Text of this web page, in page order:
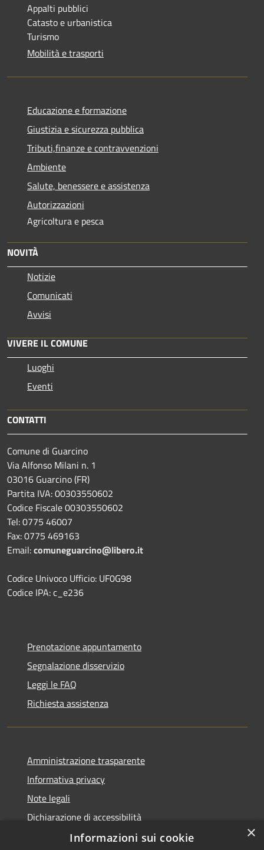
Appalti pubblici
Catasto e urbanistica
Turismo
Mobilità e trasporti
Educazione e formazione
Giustizia e sicurezza pubblica
Tributi,finanze e contravvenzioni
Ambiente
Salute, benessere e assistenza
Autorizzazioni
Agricoltura e pesca
NOVITÀ
Notizie
Comunicati
Avvisi
VIVERE IL COMUNE
Luoghi
Eventi
CONTATTI
Comune di Guarcino
Via Alfonso Milani n. 1
03016 Guarcino (FR)
Partita IVA: 00303550602
Codice Fiscale 00303550602
Tel: 0775 46007
Fax: 0775 469163
Email:comuneguarcino@libero.it
Codice Univoco Ufficio: UF0G98
Codice IPA: c_e236
Prenotazione appuntamento
Segnalazione disservizio
Leggi le FAQ
Richiesta assistenza
Amministrazione trasparente
Informativa privacy
Note legali
Dichiarazione di accessibilità
×
Informazioni sui cookie